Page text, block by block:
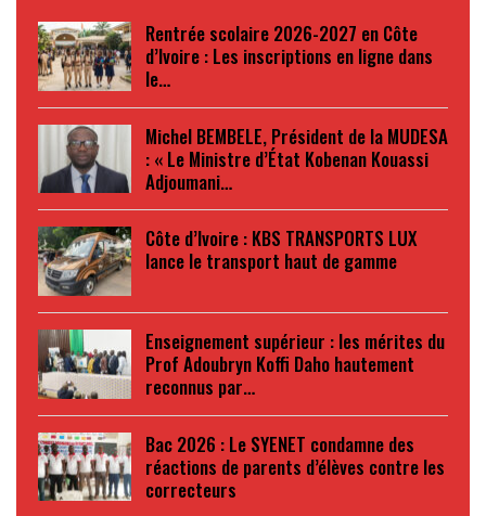
Rentrée scolaire 2026-2027 en Côte
d’Ivoire : Les inscriptions en ligne dans
le…
Michel BEMBELE, Président de la MUDESA
: « Le Ministre d’État Kobenan Kouassi
Adjoumani…
Côte d’Ivoire : KBS TRANSPORTS LUX
lance le transport haut de gamme
Enseignement supérieur : les mérites du
Prof Adoubryn Koffi Daho hautement
reconnus par…
Bac 2026 : Le SYENET condamne des
réactions de parents d’élèves contre les
correcteurs